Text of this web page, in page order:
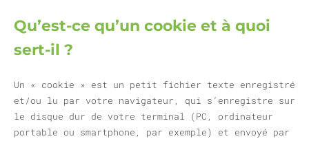
Qu’est-ce qu’un cookie et à quoi
sert-il ?
Un « cookie » est un petit fichier texte enregistré
et/ou lu par votre navigateur, qui s’enregistre sur
le disque dur de votre terminal (PC, ordinateur
portable ou smartphone, par exemple) et envoyé par